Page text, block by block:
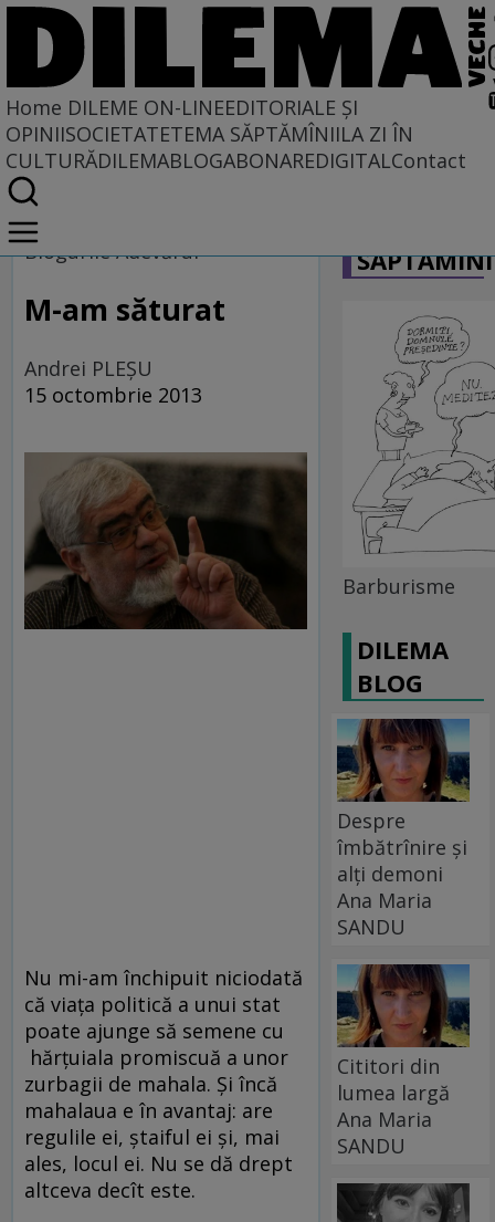
Home DILEME ON-LINEEDITORIALE ȘI
OPINIISOCIETATETEMA SĂPTĂMÎNIILA ZI ÎN
CULTURĂDILEMABLOGABONAREDIGITALContact
Home
Dileme on-line
Blogurile Adevărul
M-am săturat
Andrei PLEŞU
15 octombrie 2013
Nu mi-am închipuit niciodată
că viaţa politică a unui stat
poate ajunge să semene cu
hărţuiala promiscuă a unor
zurbagii de mahala. Şi încă
mahalaua e în avantaj: are
regulile ei, ştaiful ei şi, mai
ales, locul ei. Nu se dă drept
altceva decît este.
Barburisme
DILEMA
BLOG
Despre
îmbătrînire și
alți demoni
Ana Maria
SANDU
Cititori din
lumea largă
Ana Maria
SANDU